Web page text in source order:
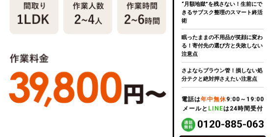
“月額地獄”を残さない！生前にで
きるサブスク整理のスマート終活
術
眠ったままの不用品が笑顔に変わ
る！寄付先の選び方と失敗しない
注意点
さよならブラウン管！損しない処
分テクと絶対押さえたい注意点
電話は年中無休9:00～19:00
メールと LINEは24時間受付
0120-885-063